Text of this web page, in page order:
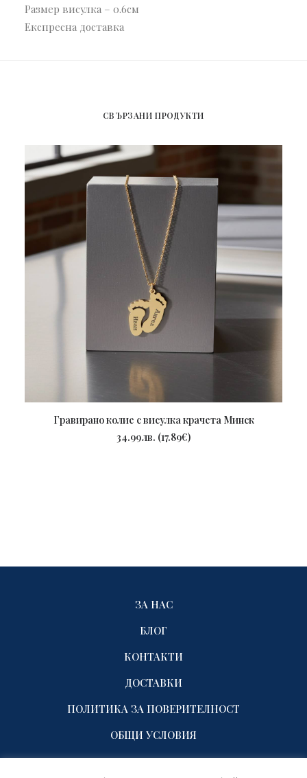
Размер висулка – 0.6см
Експресна доставка
СВЪРЗАНИ ПРОДУКТИ
Гравирано колие с висулка крачета Минск
34.99лв. (17.89€)
ЗА НАС
БЛОГ
КОНТАКТИ
ДОСТАВКИ
ПОЛИТИКА ЗА ПОВЕРИТЕЛНОСТ
ОБЩИ УСЛОВИЯ